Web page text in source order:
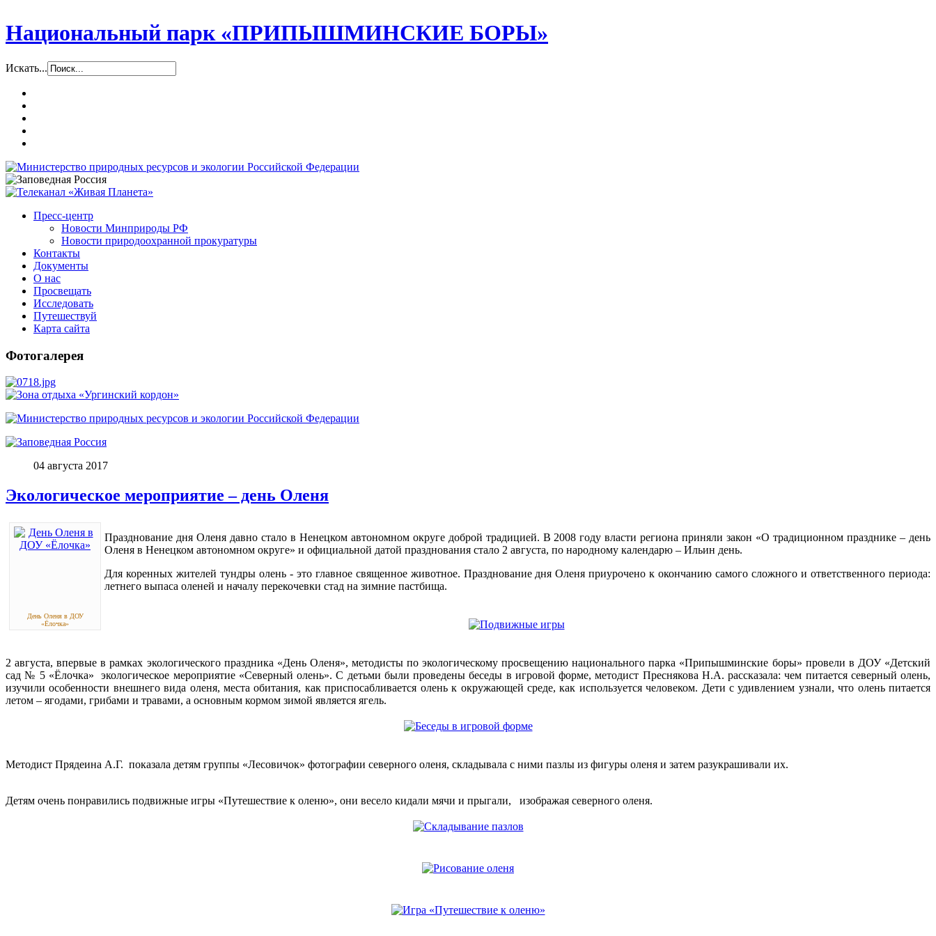
Национальный парк «ПРИПЫШМИНСКИЕ БОРЫ»
Искать...
Пресс-центр
Новости Минприроды РФ
Новости природоохранной прокуратуры
Контакты
Документы
О нас
Просвещать
Исследовать
Путешествуй
Карта сайта
Фотогалерея
04 августа 2017
Экологическое мероприятие – день Оленя
День Оленя в ДОУ
«Ёлочка»
Празднование дня Оленя давно стало в Ненецком автономном округе доброй традицией. В 2008 году власти региона приняли закон «О традиционном празднике – день
Оленя в Ненецком автономном округе» и официальной датой празднования стало 2 августа, по народному календарю – Ильин день.
Для коренных жителей тундры олень - это главное священное животное. Празднование дня Оленя приурочено к окончанию самого сложного и ответственного периода:
летнего выпаса оленей и началу перекочевки стад на зимние пастбища.
2 августа, впервые в рамках экологического праздника «День Оленя», методисты по экологическому просвещению национального парка «Припышминские боры» провели в ДОУ «Детский
сад № 5 «Ёлочка» экологическое мероприятие «Северный олень». С детьми были проведены беседы в игровой форме, методист Преснякова Н.А. рассказала: чем питается северный олень,
изучили особенности внешнего вида оленя, места обитания, как приспосабливается олень к окружающей среде, как используется человеком. Дети с удивлением узнали, что олень питается
летом – ягодами, грибами и травами, а основным кормом зимой является ягель.
Методист Прядеина А.Г. показала детям группы «Лесовичок» фотографии северного оленя, складывала с ними пазлы из фигуры оленя и затем разукрашивали их.
Детям очень понравились подвижные игры «Путешествие к оленю», они весело кидали мячи и прыгали, изображая северного оленя.